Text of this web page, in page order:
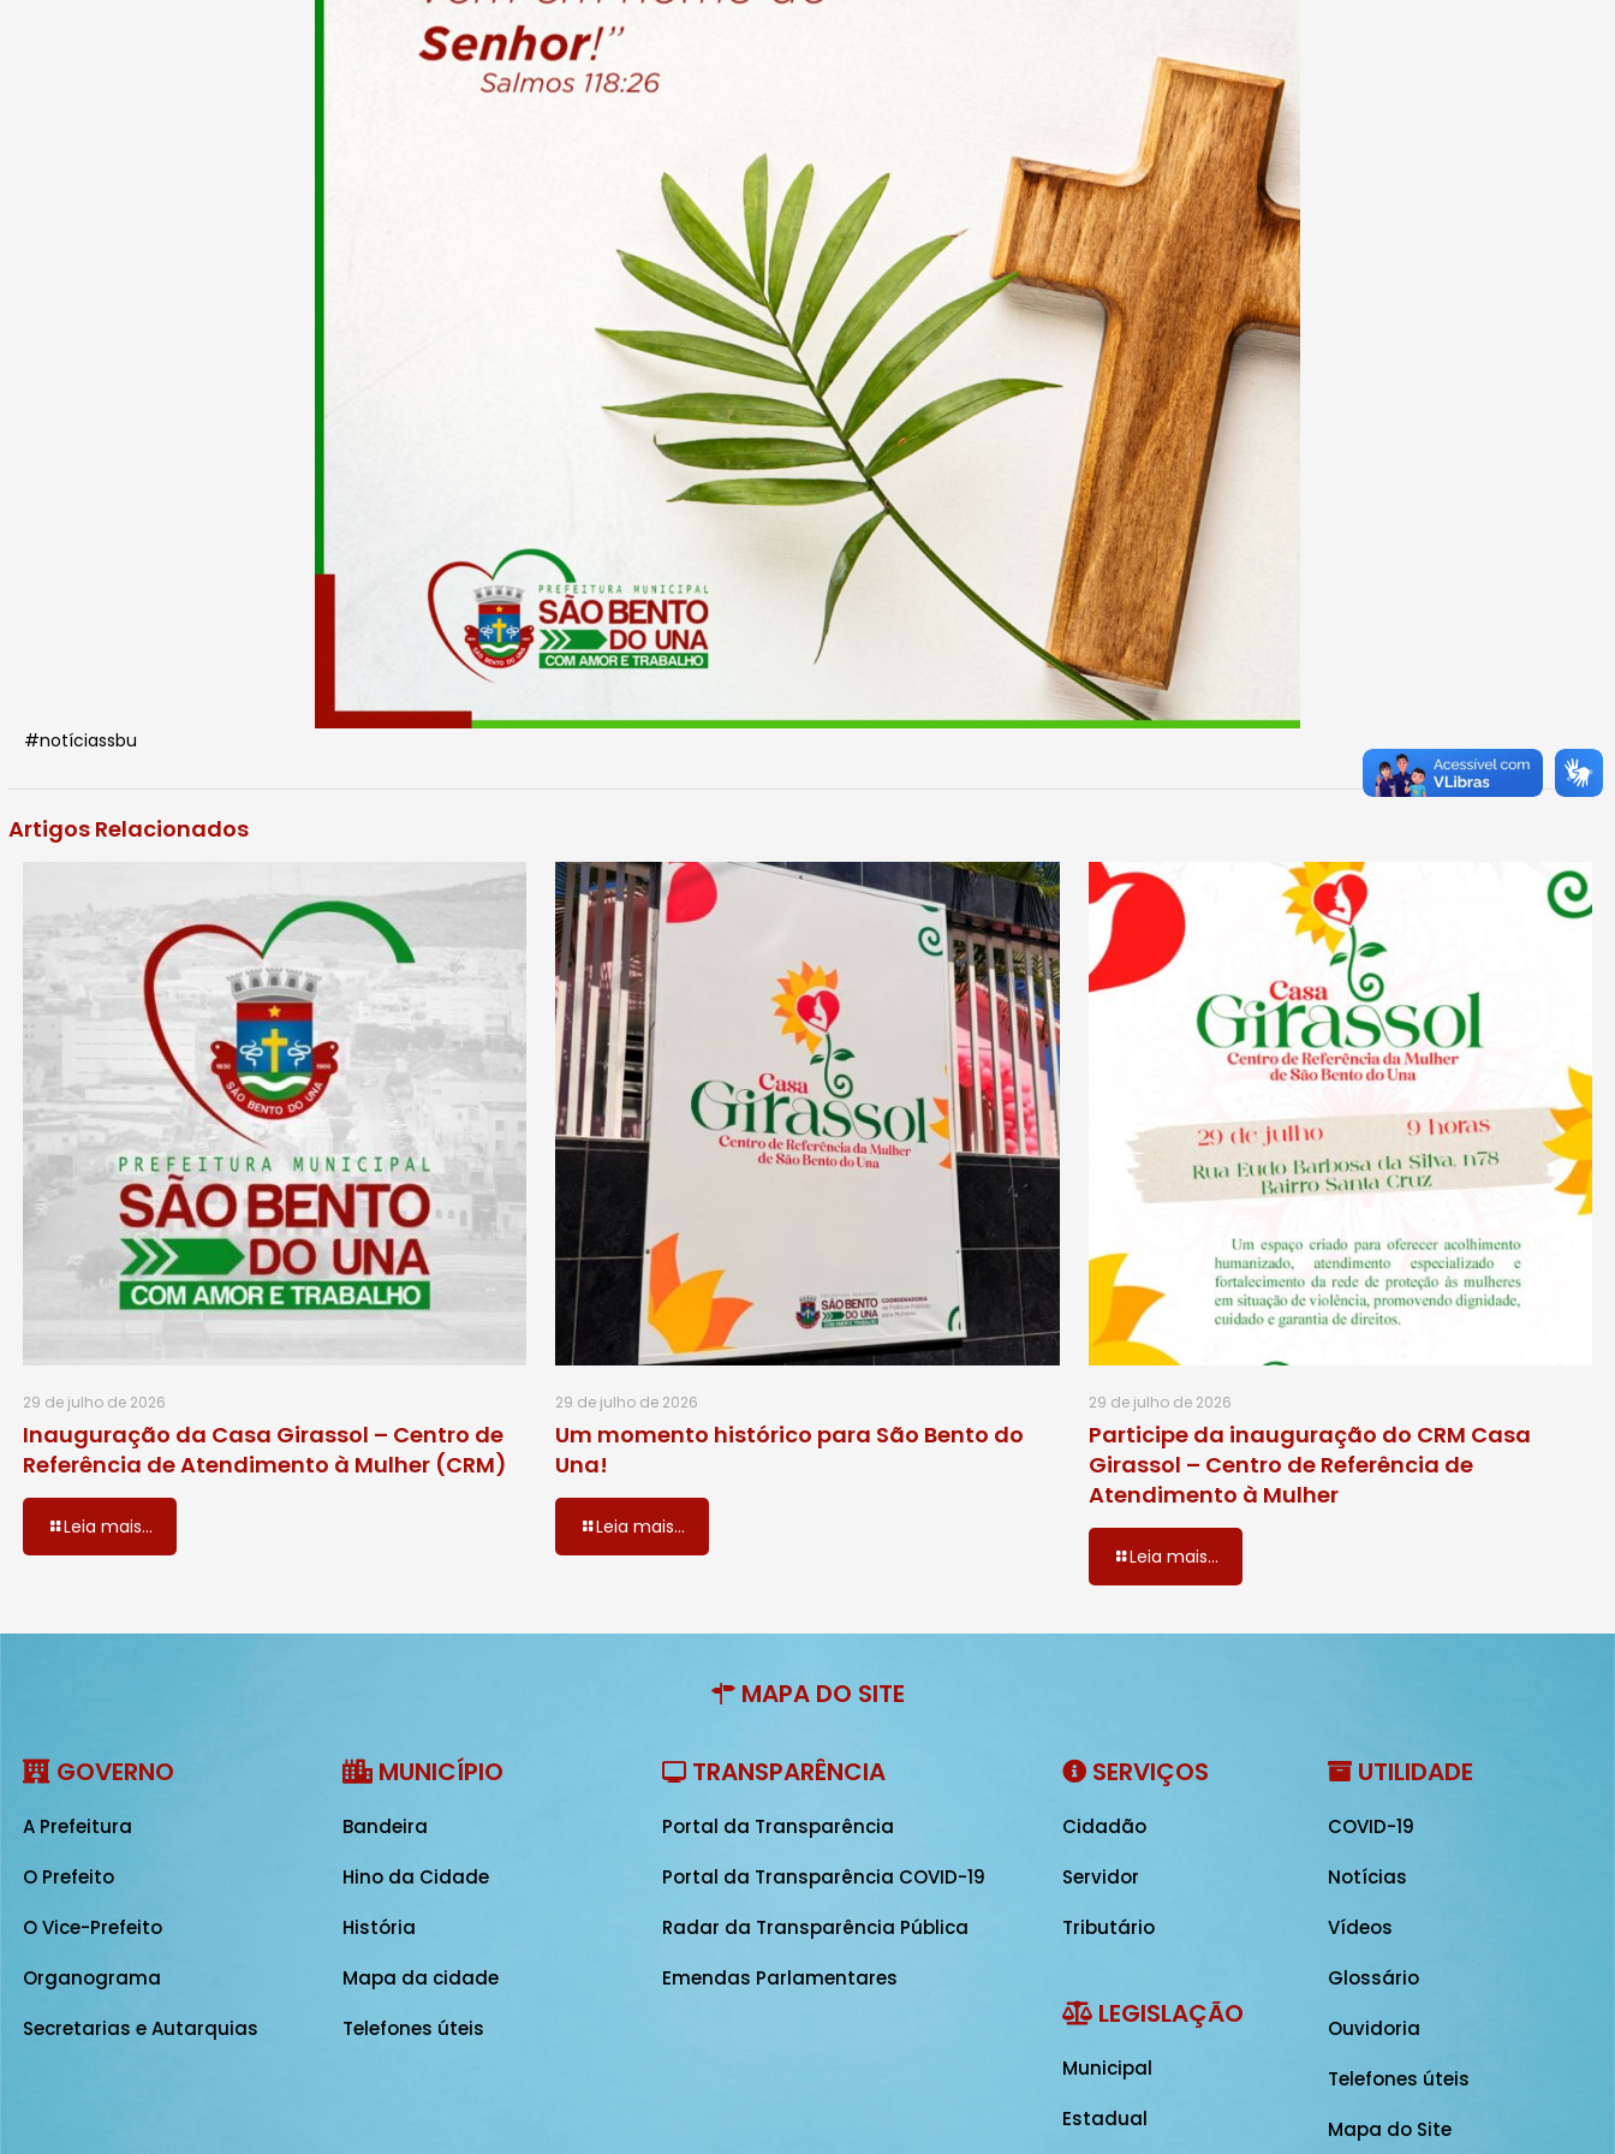
#notíciassbu
Artigos Relacionados
29 de julho de 2026
Inauguração da Casa Girassol – Centro de
Referência de Atendimento à Mulher (CRM)
Leia mais...
29 de julho de 2026
Um momento histórico para São Bento do
Una!
Leia mais...
29 de julho de 2026
Participe da inauguração do CRM Casa
Girassol – Centro de Referência de
Atendimento à Mulher
Leia mais...
MAPA DO SITE
GOVERNO
A Prefeitura
O Prefeito
O Vice-Prefeito
Organograma
Secretarias e Autarquias
MUNICÍPIO
Bandeira
Hino da Cidade
História
Mapa da cidade
Telefones úteis
TRANSPARÊNCIA
Portal da Transparência
Portal da Transparência COVID-19
Radar da Transparência Pública
Emendas Parlamentares
SERVIÇOS
Cidadão
Servidor
Tributário
LEGISLAÇÃO
Municipal
Estadual
UTILIDADE
COVID-19
Notícias
Vídeos
Glossário
Ouvidoria
Telefones úteis
Mapa do Site